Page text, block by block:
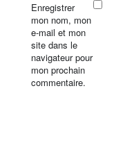
Enregistrer
mon nom, mon
e-mail et mon
site dans le
navigateur pour
mon prochain
commentaire.